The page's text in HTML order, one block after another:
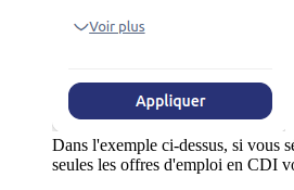
Dans l'exemple ci-dessus, si vous
seules les offres d'emploi en CDI